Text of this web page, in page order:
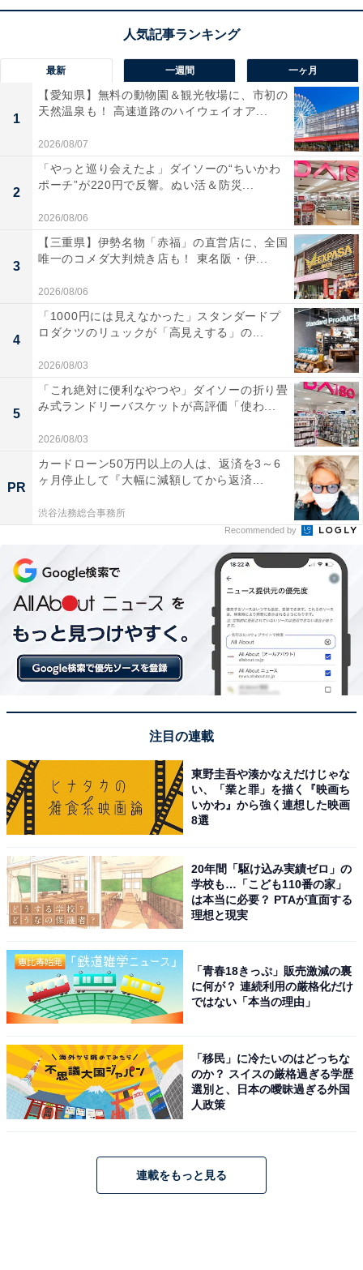
この商品のおすすめポイントは？
14.4V〜18V対応の急速充電器です。バッテリの状態を最
適に判断しながら充電するシステムにより、最短クラス
の充電時間を実現。さらに、スマホなどのモバイル機器
を充電できる
しているため、現場での
電源確保がよりスマートになります！
充電完了時には心地よいメロディでお知らせしてくれる
ほか、壁掛けにも対応しており、限られたスペースを有
効活用できる設計も魅力です。バッテリを冷却しながら
充電するファン機能により、連続して充電しても効率が
落ちにくく、ハードな現場作業を支える強力なインフラ
として活躍してくれます。
マキタ「急速充電器 DC18RF」の口コミは？
マキタ「急速充電器 DC18RF」には以下のような口コミ
が寄せられています。
とにかく充電スピードが非常に速く、お昼休憩など
の短い時間でもしっかりチャージできるので本当に
助かります
USB端子がついているので、作業をしながらスマホ
の充電も同時に済ませられるのが思いのほか便利で
重宝しています
現場での待ち時間を最小限に抑えたい人や、バッテリと
同時にスマホも効率よく充電したい人には、おすすめの
商品といえそうです。
【今日チェックしたい】マキタの人気商品5選
最新 一週間 一ヶ月
1
【愛知県】無料の動物園＆観光牧場に、市初の
天然温泉も！ 高速道路のハイウェイオア...
2026/08/07
2
「やっと巡り会えたよ」ダイソーの“ちいかわ
ポーチ”が220円で反響。ぬい活＆防災...
2026/08/06
3
【三重県】伊勢名物「赤福」の直営店に、全国
唯一のコメダ大判焼き店も！ 東名阪・伊...
2026/08/06
4
「1000円には見えなかった」スタンダードプ
ロダクツのリュックが「高見えする」の...
2026/08/03
5
「これ絶対に便利なやつや」ダイソーの折り畳
み式ランドリーバスケットが高評価「使わ...
2026/08/03
PR
カードローン50万円以上の人は、返済を3～6
ヶ月停止して『大幅に減額してから返済...
渋谷法務総合事務所
Recommended by
注目の連載
東野圭吾や湊かなえだけじゃな
い、「業と罪」を描く『映画ち
いかわ』から強く連想した映画
8選
20年間「駆け込み実績ゼロ」の
学校も…「こども110番の家」
は本当に必要？ PTAが直面する
理想と現実
「青春18きっぷ」販売激減の裏
に何が？ 連続利用の厳格化だけ
ではない「本当の理由」
「移民」に冷たいのはどっちな
のか？ スイスの厳格過ぎる学歴
選別と、日本の曖昧過ぎる外国
人政策
連載をもっと見る